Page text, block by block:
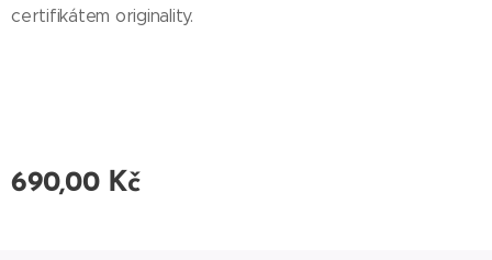
certifikátem originality.
690,00Kč